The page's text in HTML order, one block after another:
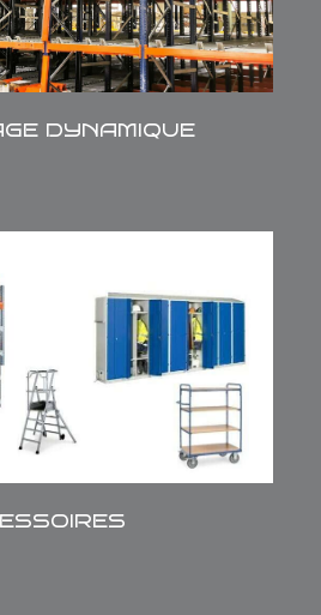
tampons en zone de
DYNAMIQUE
bois, Caillebotis,
de protection, Bacs
Vestiaires, Chariots de
etc...